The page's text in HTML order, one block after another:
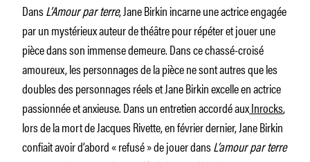
DansL’Amour par terre, Jane Birkin incarne une actrice engagée
par un mystérieux auteur de théâtre pour répéter et jouer une
pièce dans son immense demeure. Dans ce chassé-croisé
amoureux, les personnages de la pièce ne sont autres que les
doubles des personnages réels et Jane Birkin excelle en actrice
passionnée et anxieuse. Dans un entretien accordé auxInrocks,
lors de la mort de Jacques Rivette, en février dernier, Jane Birkin
confiait avoir d’abord « refusé » de jouer dansL’amour par terre